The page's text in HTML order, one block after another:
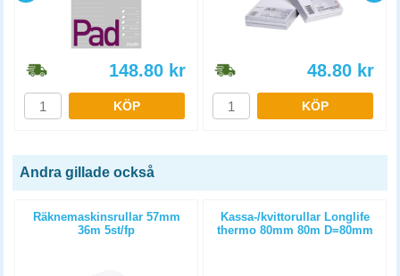
148.80 kr
KÖP
48.80 kr
KÖP
Andra gillade också
Räknemaskinsrullar 57mm
36m 5st/fp
Kassa-/kvittorullar Longlife
thermo 80mm 80m D=80mm